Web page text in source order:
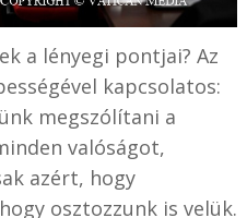
a lényegi pontjai? Az
kapcsolatos:
megszólítani a
valóságot,
azért, hogy
osztozzunk is velük.